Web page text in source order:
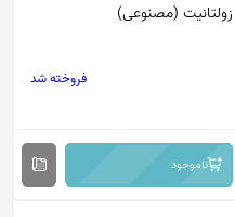
زولتانیت (مصنوعی)
فروخته شد
ناموجود